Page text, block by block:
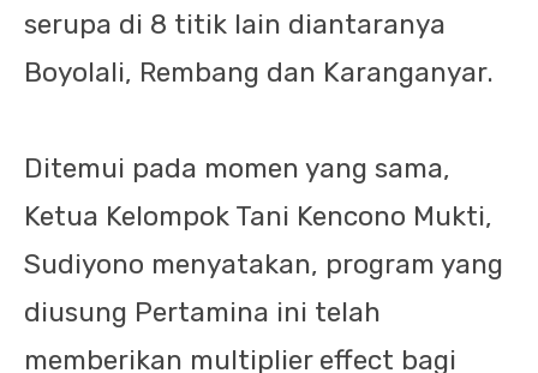
serupa di 8 titik lain diantaranya
Boyolali, Rembang dan Karanganyar.
Ditemui pada momen yang sama,
Ketua Kelompok Tani Kencono Mukti,
Sudiyono menyatakan, program yang
diusung Pertamina ini telah
memberikan multiplier effect bagi